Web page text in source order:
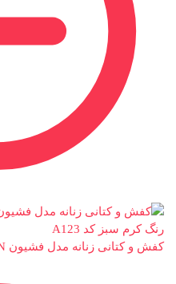
کفش و کتانی زنانه مدل فشیون FASHION رنگ کرم سبز کد A123